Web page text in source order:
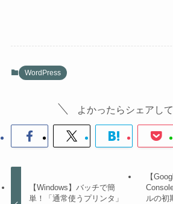
WordPress
よかったらシェアして
【Windows】バッチで簡
単！「通常使うプリンタ」
【
ルの初